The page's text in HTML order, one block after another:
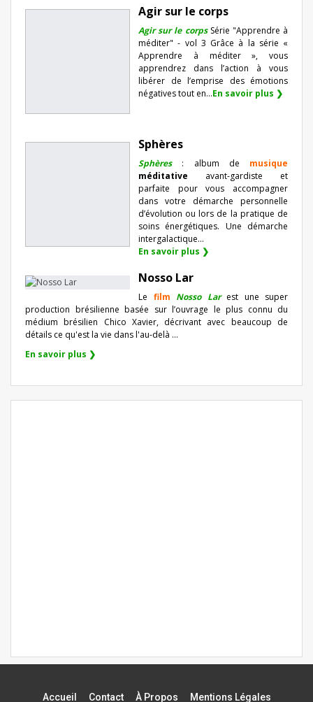
Agir sur le corps
Agir sur le corpsSérie "Apprendre à
méditer" - vol 3 Grâce à la série «
Apprendre à méditer », vous
apprendrez dans l’action à vous
libérer de l’emprise des émotions
négatives tout en...En savoir plus ❯
Sphères
Sphères: album de musique
méditative avant-gardiste et
parfaite pour vous accompagner
dans votre démarche personnelle
d’évolution ou lors de la pratique de
soins énergétiques. Une démarche
intergalactique...
En savoir plus ❯
Nosso Lar
Le film Nosso Lar est une super
production brésilienne basée sur l’ouvrage le plus connu du
médium brésilien Chico Xavier, décrivant avec beaucoup de
détails ce qu'est la vie dans l'au-delà ...
En savoir plus ❯
Accueil Contact À Propos Mentions Légales